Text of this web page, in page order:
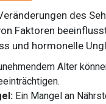
des
Faktoren
und hormonelle
Alter
Ein Mangel an